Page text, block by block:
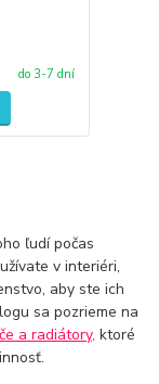
do 3-7 dní
ľudí počas
v interiéri,
aby ste ich
sa pozrieme na
a radiátory, ktoré